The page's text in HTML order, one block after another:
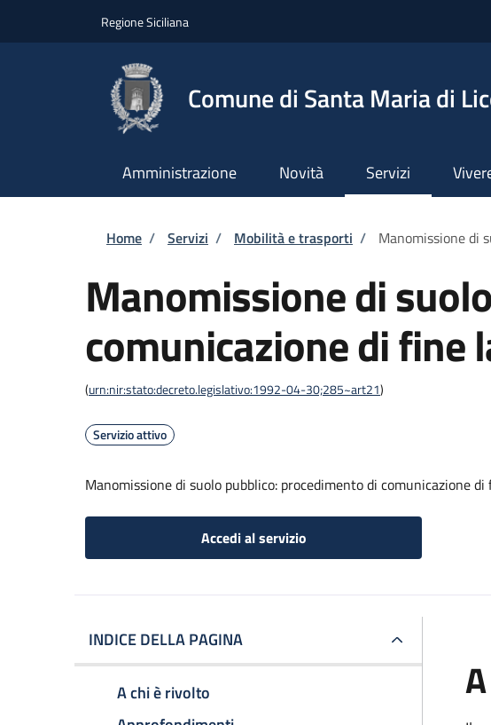
Regione Siciliana
Comune di Santa Maria di
Amministrazione Novità Servizi
Briciole di pane
Home / Servizi / Mobilità e trasporti / Manomissione di
Manomissione di
comunicazione di fine
(urn:nir:stato:decreto.legislativo:1992-04-30;285~art21)
Servizio attivo
Manomissione di suolo pubblico: procedimento di comunicazione
Accedi al servizio
INDICE DELLA PAGINA
A chi è rivolto